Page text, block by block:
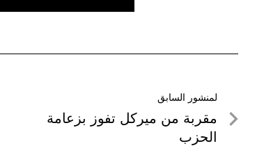
تصفّح
المقالات
لمنشور السابق
لمنشور
السابق
مقربة من ميركل تفوز بزعامة
الحزب